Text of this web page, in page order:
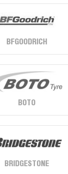
BFGOODRICH
BOTO
BRIDGESTONE